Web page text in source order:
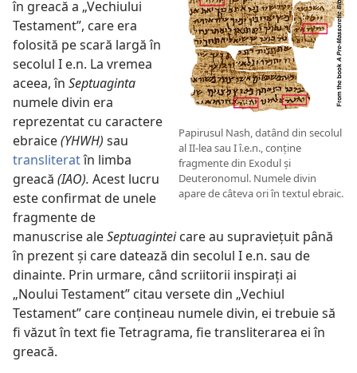
Papirusul Nash, datând din secolul
al II-lea sau I î.e.n., conține
fragmente din Exodul și
Deuteronomul. Numele divin
apare de câteva ori în textul ebraic.
în greacă a „Vechiului
Testament”, care era
folosită pe scară largă în
secolul I e.n. La vremea
aceea, în Septuaginta
numele divin era
reprezentat cu caractere
ebraice(YHWH) sau
transliteratîn limba
greacă (IAO). Acest lucru
este confirmat de unele
fragmente de
manuscrise aleSeptuaginteicare au supraviețuit până
în prezent și care datează din secolul I e.n. sau de
dinainte. Prin urmare, când scriitorii inspirați ai
„Noului Testament” citau versete din „Vechiul
Testament” care conțineau numele divin, ei trebuie să
fi văzut în text fie Tetragrama, fie transliterarea ei în
greacă.